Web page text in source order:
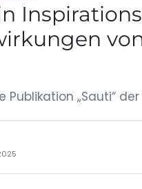
Publikation „Sauti“